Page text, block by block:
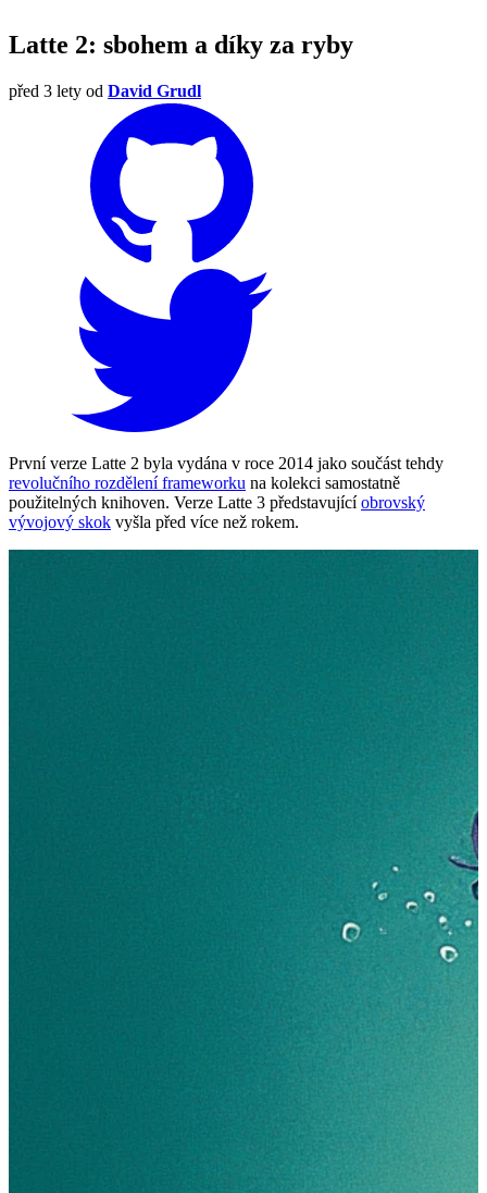
Latte 2: sbohem a díky za ryby
před 3 lety od David Grudl
První verze Latte 2 byla vydána v roce 2014 jako součást tehdy
revolučního rozdělení frameworku na kolekci samostatně
použitelných knihoven. Verze Latte 3 představujícíobrovský
vývojový skok vyšla před více než rokem.